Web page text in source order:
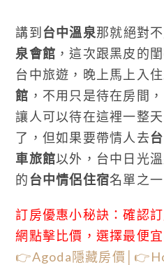
講到 台中溫泉那就絕對
泉會館 ，這次跟黑皮的
台中旅遊，晚上馬上入
館 ，不用只是待在房間
讓人可以待在這裡一整
了，但如果要帶情人去
車旅館以外，台中日光
的台中情侶住宿名單之一
訂房優惠小秘訣：確認
網點擊比價，選擇最便
👉Agoda隱藏房價│